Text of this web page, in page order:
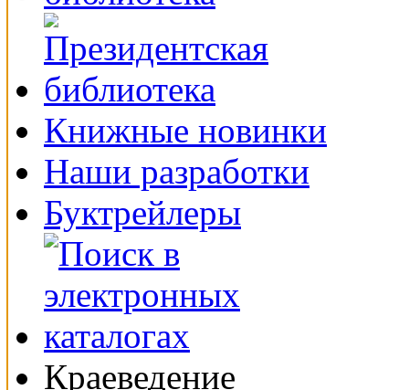
Книжные новинки
Наши разработки
Буктрейлеры
Краеведение